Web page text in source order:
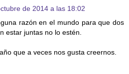
de 2014 a las 18:02
razón en el mundo para que dos
estar juntas no lo estén.
que a veces nos gusta creernos.